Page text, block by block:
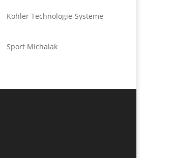
Köhler Technologie-Systeme
Sport Michalak